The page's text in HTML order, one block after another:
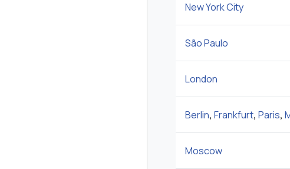
New York City
São Paulo
London
Berlin, Frankfurt, Paris,
Moscow